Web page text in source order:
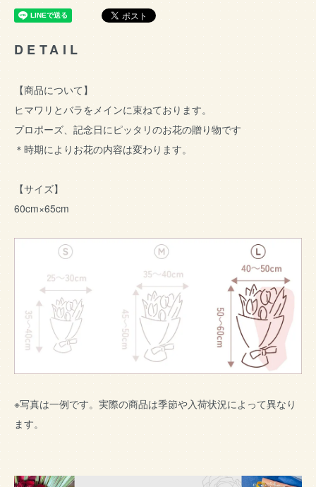
DETAIL
【商品について】
ヒマワリとバラをメインに束ねております。
プロポーズ、記念日にピッタリのお花の贈り物です
＊時期によりお花の内容は変わります。
【サイズ】
60cm×65cm
※写真は一例です。実際の商品は季節や入荷状況によって異なり
ます。